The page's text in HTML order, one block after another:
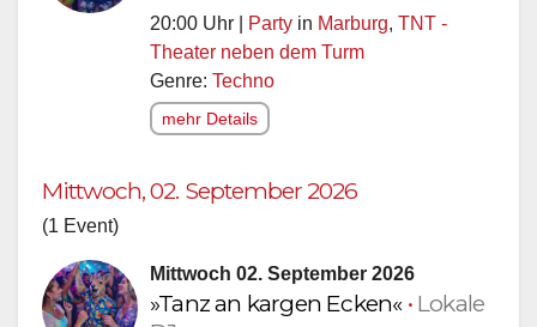
20:00 Uhr | Party in Marburg, TNT -
Theater neben dem Turm
Genre: Techno
mehr Details
Mittwoch, 02. September 2026
(1 Event)
Mittwoch 02. September 2026
»Tanz an kargen Ecken« • Lokale